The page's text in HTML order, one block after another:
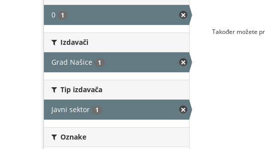
0 1
Izdavači
Grad Našice 1
Tip izdavača
Javni sektor 1
Oznake
Također možete